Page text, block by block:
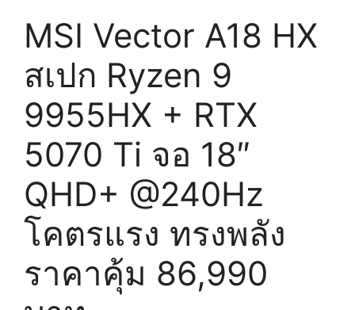
MSI Vector A18 HX
สเปก Ryzen 9
9955HX + RTX
5070 Ti จอ 18″
QHD+ @240Hz
โคตรแรง ทรงพลัง
ราคาคุ้ม 86,990